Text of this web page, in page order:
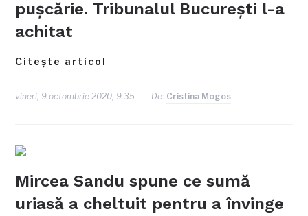
pușcărie. Tribunalul București l-a
achitat
Citește articol
vineri, 9 octombrie 2020, 9:35 De: Cristina Mogos
Mircea Sandu spune ce sumă
uriasă a cheltuit pentru a învinge